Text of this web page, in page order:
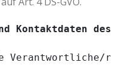
Kontaktdaten
Verantwortliche/r